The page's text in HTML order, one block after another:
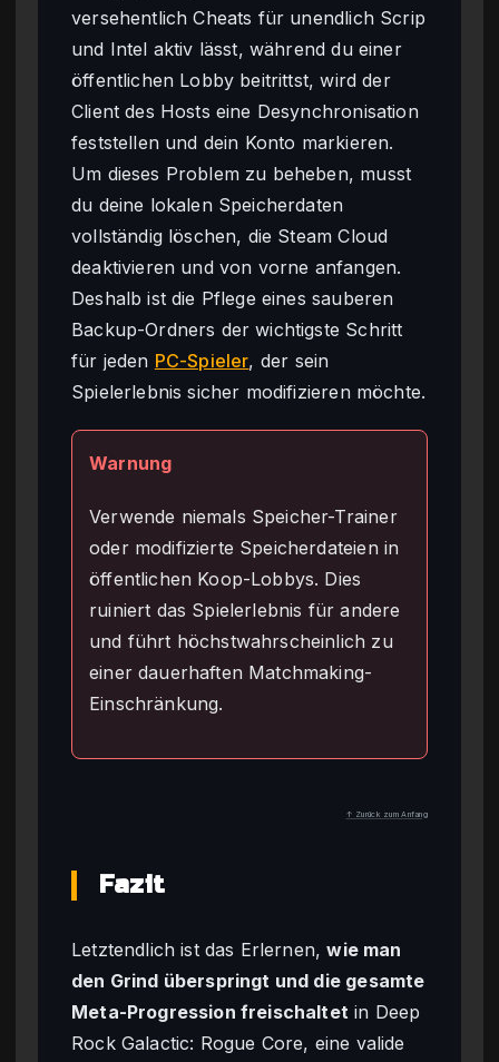
versehentlich Cheats für unendlich Scrip
und Intel aktiv lässt, während du einer
öffentlichen Lobby beitrittst, wird der
Client des Hosts eine Desynchronisation
feststellen und dein Konto markieren.
Um dieses Problem zu beheben, musst
du deine lokalen Speicherdaten
vollständig löschen, die Steam Cloud
deaktivieren und von vorne anfangen.
Deshalb ist die Pflege eines sauberen
Backup-Ordners der wichtigste Schritt
für jeden PC-Spieler, der sein
Spielerlebnis sicher modifizieren möchte.
Warnung
Verwende niemals Speicher-Trainer
oder modifizierte Speicherdateien in
öffentlichen Koop-Lobbys. Dies
ruiniert das Spielerlebnis für andere
und führt höchstwahrscheinlich zu
einer dauerhaften Matchmaking-
Einschränkung.
↑ Zurück zum Anfang
Fazit
Letztendlich ist das Erlernen,wie man
den Grind überspringt und die gesamte
Meta-Progression freischaltet in Deep
Rock Galactic: Rogue Core, eine valide